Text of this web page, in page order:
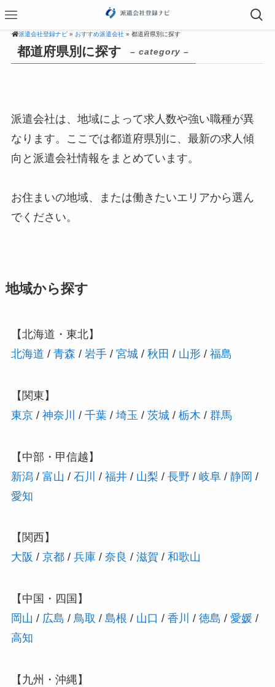
派遣会社登録ナビ » おすすめ派遣会社 » 都道府県別に探す
都道府県別に探す – category –
派遣会社は、地域によって求人数や強い職種が異
なります。ここでは都道府県別に、最新の求人傾
向と派遣会社情報をまとめています。
お住まいの地域、または働きたいエリアから選ん
でください。
地域から探す
【北海道・東北】
北海道 / 青森 / 岩手/ 宮城/ 秋田 / 山形 / 福島
【関東】
東京/ 神奈川 / 千葉 / 埼玉 /茨城/ 栃木 / 群馬
【中部・甲信越】
新潟 / 富山 / 石川 / 福井 / 山梨 / 長野 / 岐阜/ 静岡 /
愛知
【関西】
大阪 / 京都/ 兵庫/ 奈良 / 滋賀 / 和歌山
【中国・四国】
岡山 / 広島 / 鳥取 / 島根 / 山口 / 香川 / 徳島 / 愛媛/
高知
【九州・沖縄】